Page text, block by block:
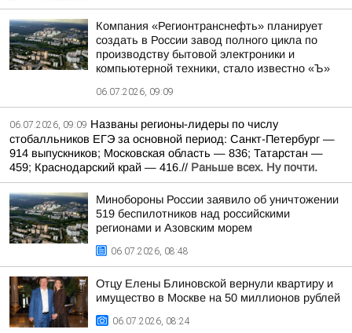
Компания «Регионтранснефть» планирует
создать в России завод полного цикла по
производству бытовой электроники и
компьютерной техники, стало известно «Ъ»
06.07.2026, 09:09
06.07.2026, 09:09 Названы регионы-лидеры по числу
стобалльников ЕГЭ за основной период: Санкт-Петербург —
914 выпускников; Московская область — 836; Татарстан —
459; Краснодарский край — 416.// Раньше всех. Ну почти.
Минобороны России заявило об уничтожении
519 беспилотников над российскими
регионами и Азовским морем
06.07.2026, 08:48
Отцу Елены Блиновской вернули квартиру и
имущество в Москве на 50 миллионов рублей
06.07.2026, 08:24